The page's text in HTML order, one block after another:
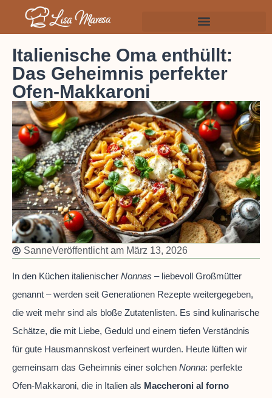
Italienische Oma enthüllt:
Das Geheimnis perfekter
Ofen-Makkaroni
SanneVeröffentlicht am März 13, 2026
In den Küchen italienischer Nonnas – liebevoll Großmütter
genannt – werden seit Generationen Rezepte weitergegeben,
die weit mehr sind als bloße Zutatenlisten. Es sind kulinarische
Schätze, die mit Liebe, Geduld und einem tiefen Verständnis
für gute Hausmannskost verfeinert wurden. Heute lüften wir
gemeinsam das Geheimnis einer solchen Nonna: perfekte
Ofen-Makkaroni, die in Italien als Maccheroni al forno